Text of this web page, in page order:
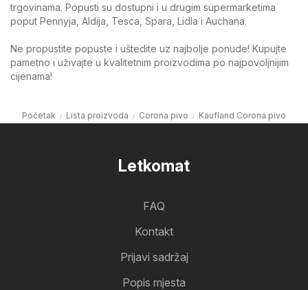
trgovinama. Popusti su dostupni i u drugim supermarketima
poput Pennyja, Aldija, Tesca, Spara, Lidla i Auchana.
Ne propustite popuste i uštedite uz najbolje ponude! Kupujte
pametno i uživajte u kvalitetnim proizvodima po najpovoljnijim
cijenama!
Početak Lista proizvoda Corona pivo Kaufland Corona pivo
Letkomat
FAQ
Kontakt
Prijavi sadržaj
Popis mjesta